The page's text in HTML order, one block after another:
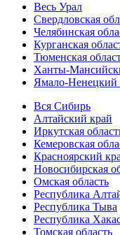
Весь Урал
Свердловская
Челябинская
Курганская
Тюменская
Ханты-
Ямало-Ненецкий
Вся Сибирь
Алтайский край
Иркутская
Кемеровская
Красноярский
Новосибирская
Омская область
Республика
Республика Тыва
Республика
Томская область